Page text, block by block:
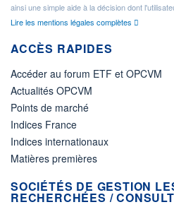
ainsi une simple aide à la décision dont
Lire les mentions légales complètes
ACCÈS RAPIDES
Accéder au forum ETF et OPCVM
Actualités OPCVM
Points de marché
Indices France
Indices internationaux
Matières premières
SOCIÉTÉS DE GESTION
RECHERCHÉES /